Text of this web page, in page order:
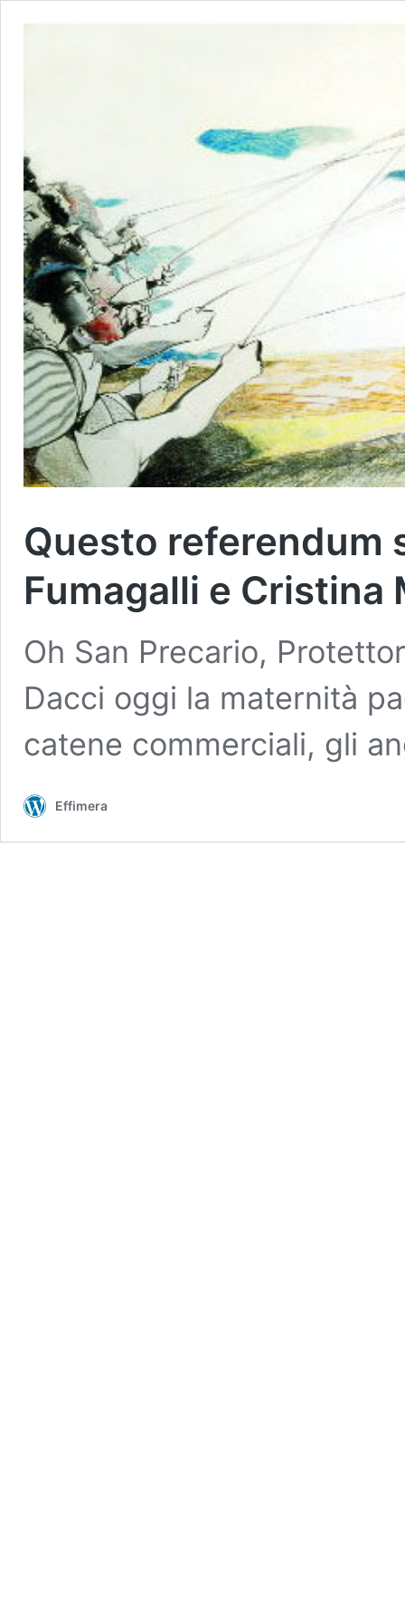
Questo referendum
Fumagalli e Cristina
Oh San Precario,
Dacci oggi la maternità
catene commerciali, gli
Effimera